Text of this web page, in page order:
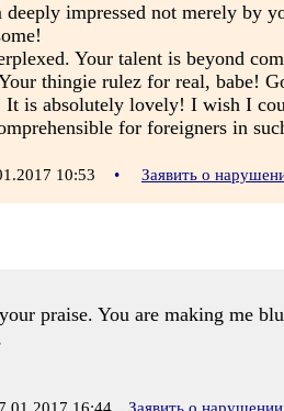
impressed not merely by
Your talent is beyond
thingie rulez for real, babe!
It is absolutely lovely! I wish I
for foreigners in
10:53 • Заявить о
praise. You are making me